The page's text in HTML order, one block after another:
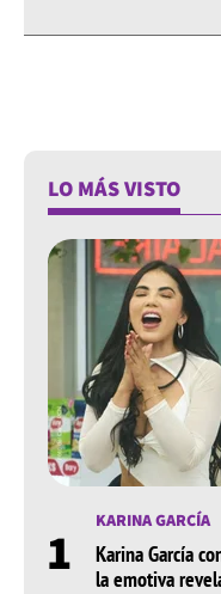
LO MÁS VISTO
1 KARINA GARCÍA
Karina García
la emotiva